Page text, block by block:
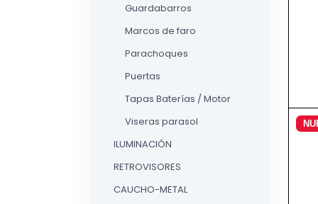
Guardabarros
Marcos de faro
Parachoques
Puertas
Tapas Baterías / Motor
Viseras parasol
ILUMINACIÓN
RETROVISORES
CAUCHO-METAL